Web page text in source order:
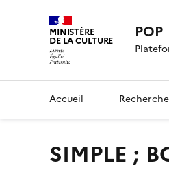
MINISTÈRE
DE LA CULTURE POP
Accueil Recherche
SIMPLE ;